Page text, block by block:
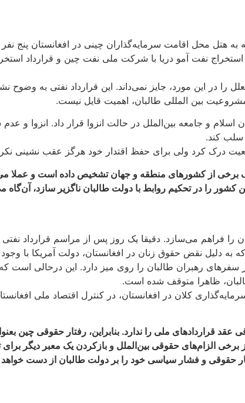
هتل محل اقامت سرمایه‌گذاران چینی در افغانستان پنج
نفت آمو دریا با شرکت ملی نفت چین و قرارداد
را در این مورد، جایز نمی‌داند. این قرارداد نفتی به وضوح
بین المللی طالبان، اهمیت قایل نیست.
و جامعه بین‌الملل در حالت انزوا قرار داد. انزوا و
سلب کند.
درک کرد ولی برای حفظ اقتدار خود هرگز عقب نشینی
از کشورهای منطقه و جهان تشخیص داده است و عملا
کشور را در تحکیم روابط با دولت طالبان ناگزیر سازد،
را فراهم می‌سازد. دقیقا یک روز پس از مراسم قرارداد
دلیل نقض حقوق زنان در افغانستان، دولت آمریکا با
رهبران طالبان را روی میز دارد. این درحالی است
ظاهرا متوقف شده است.
کلان در افغانستان، در کنترل اقتصاد ملی
ملی را ندارد. بنابراین، رفتار حقوقی چین
الزام‌های حقوقی بین‌الملل و بازکردن یک معبر دیگر
حقوقی و فشار سیاسی خود را بر دولت طالبان از دست خواهد